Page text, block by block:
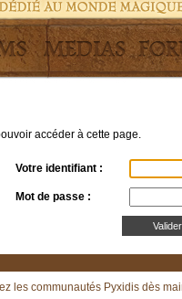
accéder à cette page.
Votre identifiant :
Mot de passe :
les communautés Pyxidis dès